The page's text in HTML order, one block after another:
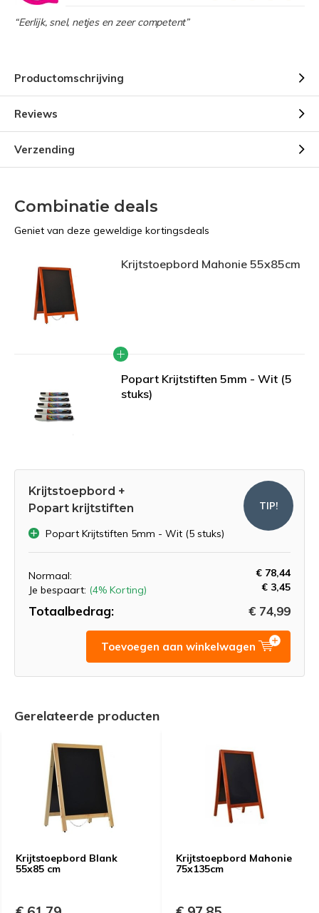
“Eerlijk, snel, netjes en zeer competent”
Productomschrijving
Reviews
Verzending
Combinatie deals
Geniet van deze geweldige kortingsdeals
Krijtstoepbord Mahonie 55x85cm
Popart Krijtstiften 5mm - Wit (5
stuks)
Krijtstoepbord +
Popart krijtstiften
Popart Krijtstiften 5mm - Wit (5 stuks)
Normaal:
€ 78,44
Je bespaart: (4% Korting) € 3,45
Totaalbedrag: € 74,99
TIP!
Toevoegen aan winkelwagen
Gerelateerde producten
Krijtstoepbord Blank
55x85 cm
Krijtstoepbord Mahonie
75x135cm